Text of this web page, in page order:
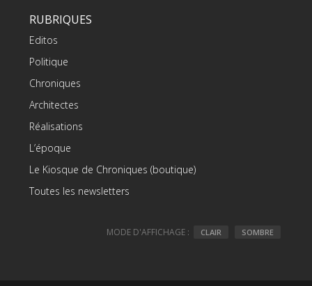
RUBRIQUES
Editos
Politique
Chroniques
Architectes
Réalisations
L’époque
Le Kiosque de Chroniques (boutique)
Toutes les newsletters
MODE D'AFFICHAGE : CLAIR SOMBRE